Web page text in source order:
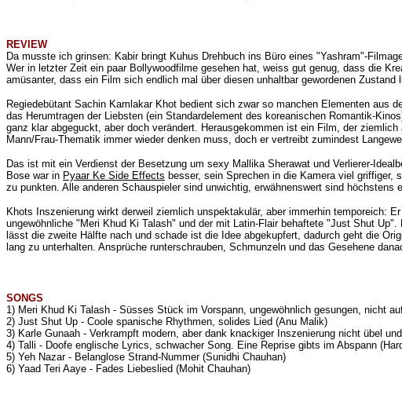
REVIEW
Da musste ich grinsen: Kabir bringt Kuhus Drehbuch ins Büro eines "Yashram"-
Wer in letzter Zeit ein paar Bollywoodfilme gesehen hat, weiss gut genug, dass die
amüsanter, dass ein Film sich endlich mal über diesen unhaltbar gewordenen
Regiedebütant Sachin Kamlakar Khot bedient sich zwar so manchen Elementen aus
das Herumtragen der Liebsten (ein Standardelement des koreanischen Romantik-
ganz klar abgeguckt, aber doch verändert. Herausgekommen ist ein Film, der
Mann/Frau-Thematik immer wieder denken muss, doch er vertreibt zumindest
Das ist mit ein Verdienst der Besetzung um sexy Mallika Sherawat und Verlierer-
Bose war in Pyaar Ke Side Effects besser, sein Sprechen in die Kamera viel griffiger,
zu punkten. Alle anderen Schauspieler sind unwichtig, erwähnenswert sind
Khots Inszenierung wirkt derweil ziemlich unspektakulär, aber immerhin temporeich:
ungewöhnliche " Meri Khud Ki Talash" und der mit Latin-Flair behaftete "Just Shut
lässt die zweite Hälfte nach und schade ist die Idee abgekupfert, dadurch geht die
lang zu unterhalten. Ansprüche runterschrauben, Schmunzeln und das Gesehene
SONGS
1) Meri Khud Ki Talash - Süsses Stück im Vorspann, ungewöhnlich gesungen, nicht
2) Just Shut Up - Coole spanische Rhythmen, solides Lied (Anu Malik)
3) Karle Gunaah - Verkrampft modern, aber dank knackiger Inszenierung nicht übel
4) Talli - Doofe englische Lyrics, schwacher Song. Eine Reprise gibts im Abspann (
5) Yeh Nazar - Belanglose Strand-Nummer (Sunidhi Chauhan)
6) Yaad Teri Aaye - Fades Liebeslied (Mohit Chauhan)